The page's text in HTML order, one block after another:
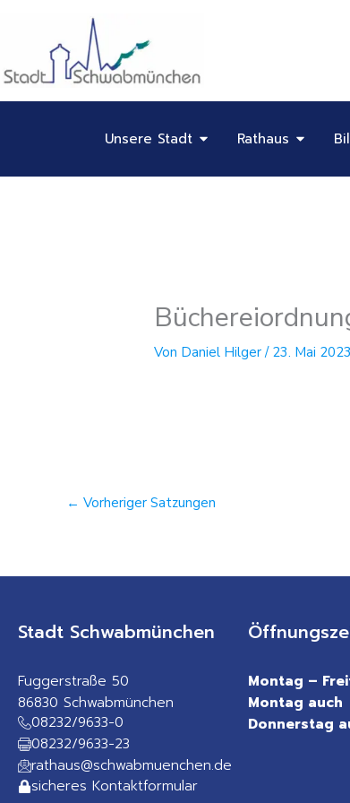
springen
Unsere Stadt Öffne Unsere Stadt
Rathaus Öffne
Von Daniel Hilger/ 23. Mai 2023
← Vorheriger Satzungen
Stadt Schwabmünchen
Fuggerstraße 50
86830 Schwabmünchen
08232/9633-0
08232/9633-23
rathaus@schwabmuenchen.de
sicheres Kontaktformular
Montag –
Montag auch
Donnerstag